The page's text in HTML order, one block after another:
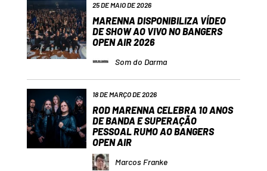
25 DE MAIO DE 2026
MARENNA DISPONIBILIZA VÍDEO
DE SHOW AO VIVO NO BANGERS
OPEN AIR 2026
Som do Darma
18 DE MARÇO DE 2026
ROD MARENNA CELEBRA 10 ANOS
DE BANDA E SUPERAÇÃO
PESSOAL RUMO AO BANGERS
OPEN AIR
Marcos Franke